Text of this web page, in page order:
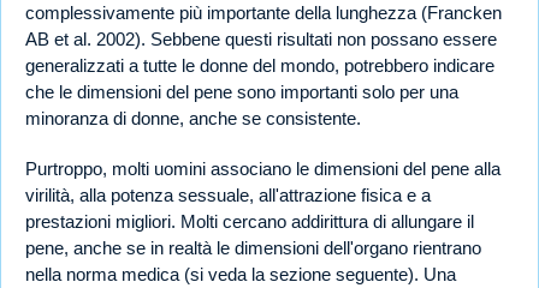
complessivamente più importante della lunghezza (Francken
AB et al. 2002). Sebbene questi risultati non possano essere
generalizzati a tutte le donne del mondo, potrebbero indicare
che le dimensioni del pene sono importanti solo per una
minoranza di donne, anche se consistente.
Purtroppo, molti uomini associano le dimensioni del pene alla
virilità, alla potenza sessuale, all'attrazione fisica e a
prestazioni migliori. Molti cercano addirittura di allungare il
pene, anche se in realtà le dimensioni dell'organo rientrano
nella norma medica (si veda la sezione seguente). Una